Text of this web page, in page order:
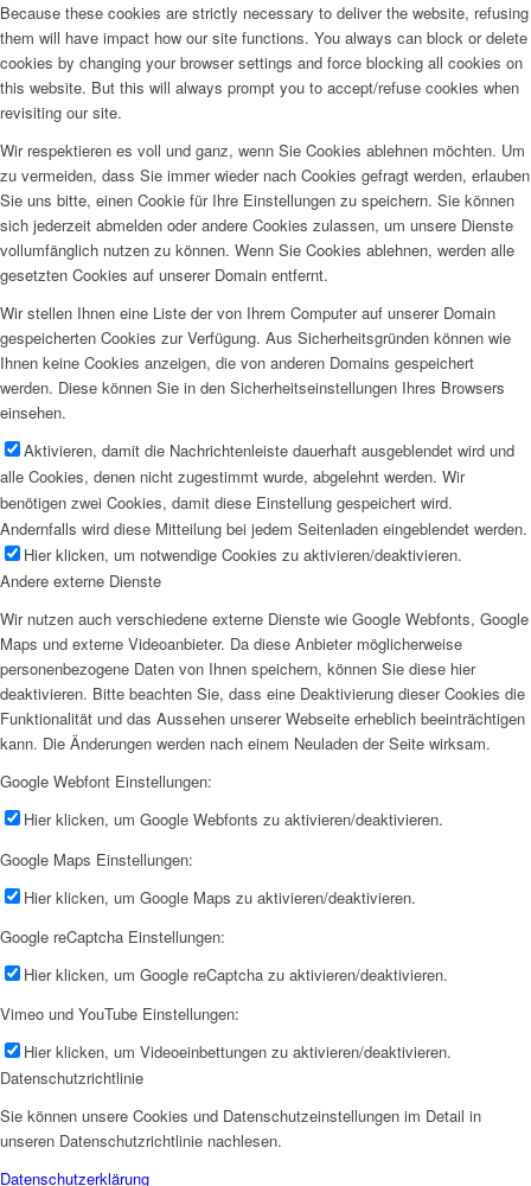
Because these cookies are strictly necessary to deliver the website, refusing
them will have impact how our site functions. You always can block or delete
cookies by changing your browser settings and force blocking all cookies on
this website. But this will always prompt you to accept/refuse cookies when
revisiting our site.
Wir respektieren es voll und ganz, wenn Sie Cookies ablehnen möchten. Um
zu vermeiden, dass Sie immer wieder nach Cookies gefragt werden, erlauben
Sie uns bitte, einen Cookie für Ihre Einstellungen zu speichern. Sie können
sich jederzeit abmelden oder andere Cookies zulassen, um unsere Dienste
vollumfänglich nutzen zu können. Wenn Sie Cookies ablehnen, werden alle
gesetzten Cookies auf unserer Domain entfernt.
Wir stellen Ihnen eine Liste der von Ihrem Computer auf unserer Domain
gespeicherten Cookies zur Verfügung. Aus Sicherheitsgründen können wie
Ihnen keine Cookies anzeigen, die von anderen Domains gespeichert
werden. Diese können Sie in den Sicherheitseinstellungen Ihres Browsers
einsehen.
Aktivieren, damit die Nachrichtenleiste dauerhaft ausgeblendet wird und
alle Cookies, denen nicht zugestimmt wurde, abgelehnt werden. Wir
benötigen zwei Cookies, damit diese Einstellung gespeichert wird.
Andernfalls wird diese Mitteilung bei jedem Seitenladen eingeblendet werden.
Hier klicken, um notwendige Cookies zu aktivieren/deaktivieren.
Andere externe Dienste
Wir nutzen auch verschiedene externe Dienste wie Google Webfonts, Google
Maps und externe Videoanbieter. Da diese Anbieter möglicherweise
personenbezogene Daten von Ihnen speichern, können Sie diese hier
deaktivieren. Bitte beachten Sie, dass eine Deaktivierung dieser Cookies die
Funktionalität und das Aussehen unserer Webseite erheblich beeinträchtigen
kann. Die Änderungen werden nach einem Neuladen der Seite wirksam.
Google Webfont Einstellungen:
Hier klicken, um Google Webfonts zu aktivieren/deaktivieren.
Google Maps Einstellungen:
Hier klicken, um Google Maps zu aktivieren/deaktivieren.
Google reCaptcha Einstellungen:
Hier klicken, um Google reCaptcha zu aktivieren/deaktivieren.
Vimeo und YouTube Einstellungen:
Hier klicken, um Videoeinbettungen zu aktivieren/deaktivieren.
Datenschutzrichtlinie
Sie können unsere Cookies und Datenschutzeinstellungen im Detail in
unseren Datenschutzrichtlinie nachlesen.
Datenschutzerklärung